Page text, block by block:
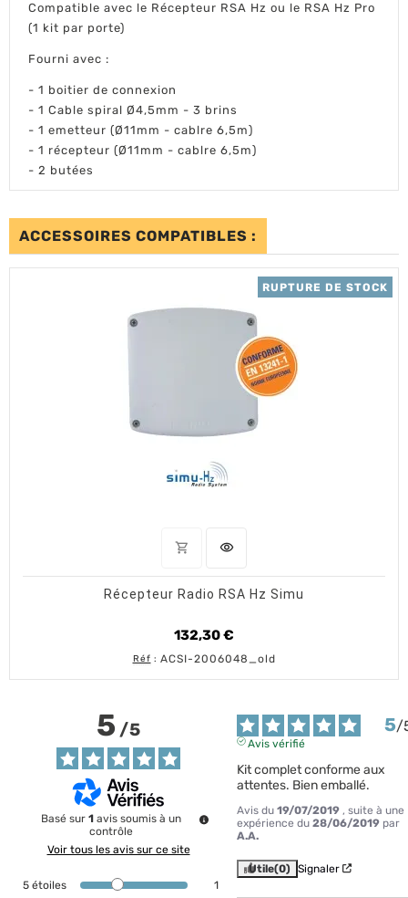
Compatible avec le Récepteur RSA Hz ou le RSA Hz Pro
(1 kit par porte)
Fourni avec :
- 1 boitier de connexion
- 1 Cable spiral Ø4,5mm - 3 brins
- 1 emetteur (Ø11mm - cablre 6,5m)
- 1 récepteur (Ø11mm - cablre 6,5m)
- 2 butées
ACCESSOIRES COMPATIBLES :
RUPTURE DE STOCK
shopping_cart OUT OF STOCK
visibility
Récepteur Radio RSA Hz Simu
132,30 €
Prix
Réf : ACSI-2006048_old
5/5
Basé sur1 avis soumis à un
contrôle
Voir tous les avis sur ce site
5 étoiles
1
5/
Avis vérifié
Kit complet conforme aux
attentes. Bien emballé.
Avis du 19/07/2019 , suite à une
expérience du 28/06/2019 par
A.A.
Utile(0) Signaler